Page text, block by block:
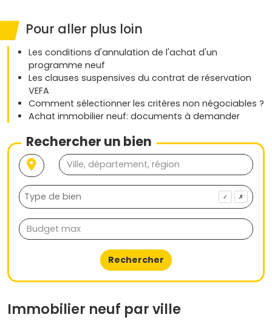
Pour aller plus loin
Les conditions d'annulation de l'achat d'un
programme neuf
Les clauses suspensives du contrat de réservation
VEFA
Comment sélectionner les critères non négociables ?
Achat immobilier neuf: documents à demander
Rechercher un bien
✓ ✗
Rechercher
Immobilier neuf par ville